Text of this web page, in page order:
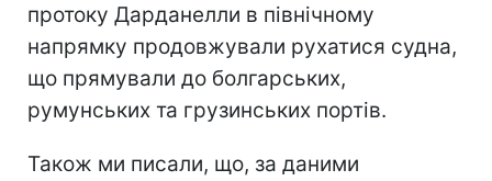
протоку Дарданелли в північному
напрямку продовжували рухатися судна,
що прямували до болгарських,
румунських та грузинських портів.
Також ми писали, що, за даними